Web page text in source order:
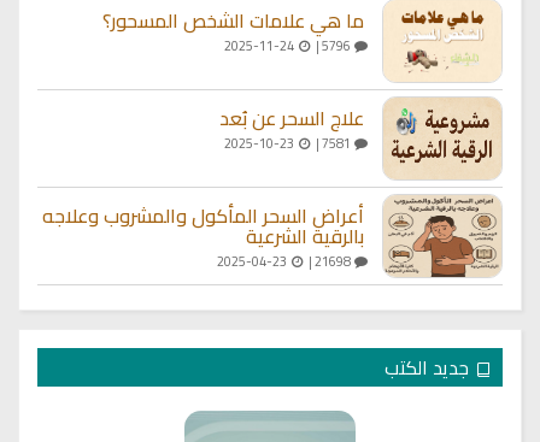
ما هي علامات الشخص المسحور؟
2025-11-24
علاج السحر عن بُعد
أعراض السحر المأكول والمشروب وعلاجه
بالرقية الشرعية
21698 |
جديد الكتب